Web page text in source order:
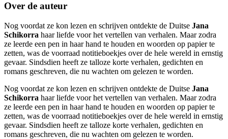
Over de auteur
Nog voordat ze kon lezen en schrijven ontdekte de Duitse Jana
Schikorra haar liefde voor het vertellen van verhalen. Maar zodra
ze leerde een pen in haar hand te houden en woorden op papier te
zetten, was de voorraad notitieboekjes over de hele wereld in ernstig
gevaar. Sindsdien heeft ze talloze korte verhalen, gedichten en
romans geschreven, die nu wachten om gelezen te worden.
Nog voordat ze kon lezen en schrijven ontdekte de Duitse Jana
Schikorra haar liefde voor het vertellen van verhalen. Maar zodra
ze leerde een pen in haar hand te houden en woorden op papier te
zetten, was de voorraad notitieboekjes over de hele wereld in ernstig
gevaar. Sindsdien heeft ze talloze korte verhalen, gedichten en
romans geschreven, die nu wachten om gelezen te worden.